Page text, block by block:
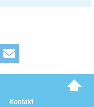
Kontakt